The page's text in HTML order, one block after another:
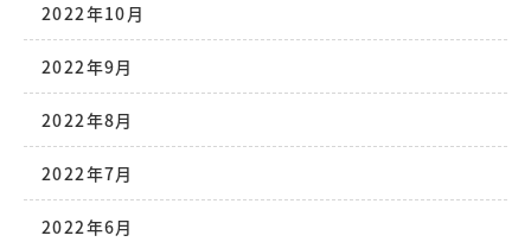
2022年10月
2022年9月
2022年8月
2022年7月
2022年6月